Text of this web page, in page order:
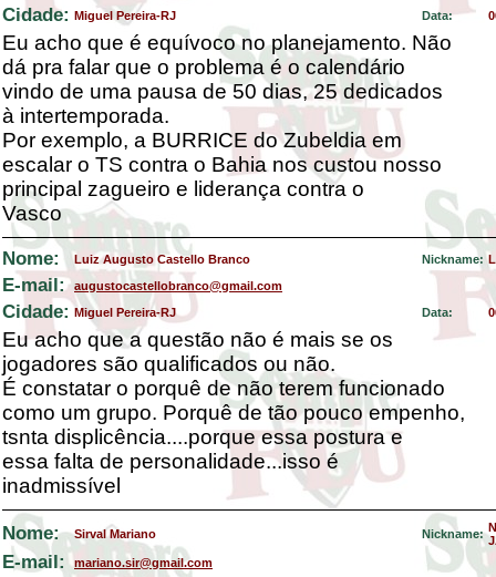
Cidade: Miguel Pereira-RJ Data:
Eu acho que é equívoco no planejamento. Não
dá pra falar que o problema é o calendário
vindo de uma pausa de 50 dias, 25 dedicados
à intertemporada.
Por exemplo, a BURRICE do Zubeldia em
escalar o TS contra o Bahia nos custou nosso
principal zagueiro e liderança contra o
Vasco
Nome: Luiz Augusto Castello Branco Nickname:
E-mail: augustocastellobranco@gmail.com
Cidade: Miguel Pereira-RJ Data:
Eu acho que a questão não é mais se os
jogadores são qualificados ou não.
É constatar o porquê de não terem funcionado
como um grupo. Porquê de tão pouco empenho,
tsnta displicência....porque essa postura e
essa falta de personalidade...isso é
inadmissível
Nome: Sirval Mariano Nickname:
E-mail: mariano.sir@gmail.com